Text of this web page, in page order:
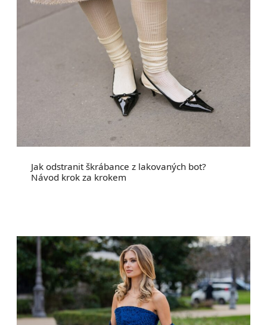
Jak odstranit škrábance z lakovaných bot?
Návod krok za krokem